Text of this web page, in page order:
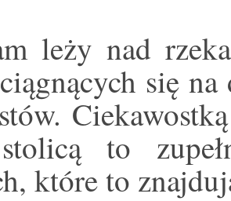
leży nad
się
to
które to